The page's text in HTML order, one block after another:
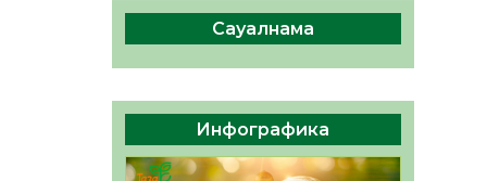
Үкіметтік емес ұйымдарға
арналған сыйлықақы
конкурсына өтінім қабылдау
басталды
04.08.2026 44 0
Сауалнама
Инфографика